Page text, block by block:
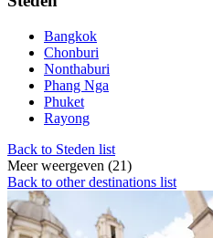
Bangkok
Chonburi
Nonthaburi
Phang Nga
Phuket
Rayong
Back to Steden list
Meer weergeven (21)
Back to other destinations list